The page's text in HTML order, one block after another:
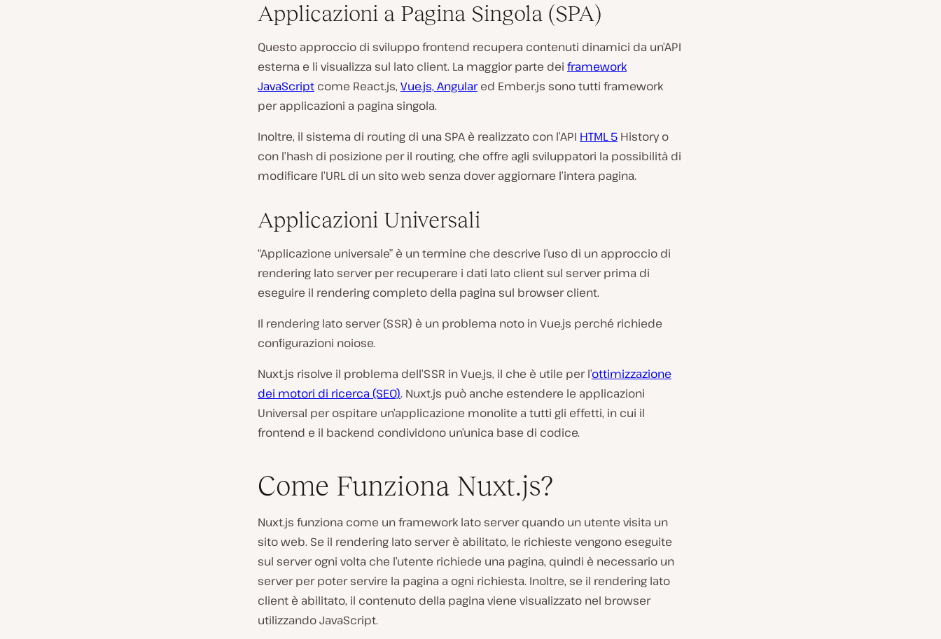
Applicazioni a Pagina Singola (SPA)
Questo approccio di sviluppo frontend recupera contenuti dinamici da un’API
esterna e li visualizza sul lato client. La maggior parte dei framework
JavaScript come React.js, Vue.js, Angulared Ember.js sono tutti framework
per applicazioni a pagina singola.
Inoltre, il sistema di routing di una SPA è realizzato con l’API HTML 5 History o
con l’hash di posizione per il routing, che offre agli sviluppatori la possibilità di
modificare l’URL di un sito web senza dover aggiornare l’intera pagina.
Applicazioni Universali
“Applicazione universale” è un termine che descrive l’uso di un approccio di
rendering lato server per recuperare i dati lato client sul server prima di
eseguire il rendering completo della pagina sul browser client.
Il rendering lato server (SSR) è un problema noto in Vue.js perché richiede
configurazioni noiose.
Nuxt.js risolve il problema dell’SSR in Vue.js, il che è utile per l’ottimizzazione
dei motori di ricerca (SEO). Nuxt.js può anche estendere le applicazioni
Universal per ospitare un’applicazione monolite a tutti gli effetti, in cui il
frontend e il backend condividono un’unica base di codice.
Come Funziona Nuxt.js?
Nuxt.js funziona come un framework lato server quando un utente visita un
sito web. Se il rendering lato server è abilitato, le richieste vengono eseguite
sul server ogni volta che l’utente richiede una pagina, quindi è necessario un
server per poter servire la pagina a ogni richiesta. Inoltre, se il rendering lato
client è abilitato, il contenuto della pagina viene visualizzato nel browser
utilizzando JavaScript.